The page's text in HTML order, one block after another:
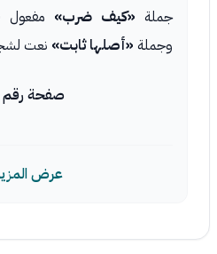
جملة «كيف ضرب» مفعول
وجملة «أصلها ثابت» نعت
صفحة رقم 545
عرض